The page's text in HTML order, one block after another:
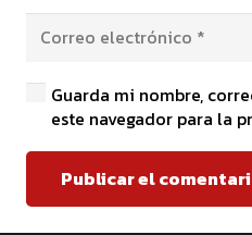
Guarda mi nombre,
este navegador para la
Publicar el